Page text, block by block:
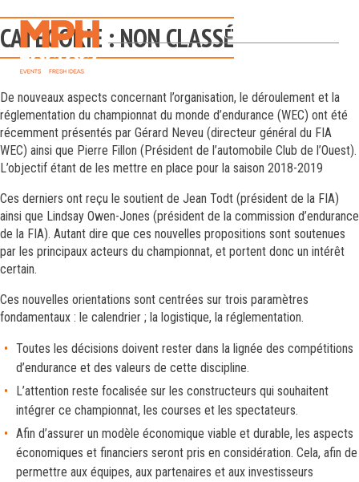
to
content
CONTACT
Menu
a
c
e
b
o
k
n
s
a
r
a
m
CATÉGORIE :NON CLASSÉ
De nouveaux aspects concernant l’organisation, le déroulement et la
réglementation du championnat du monde d’endurance (WEC) ont été
récemment présentés par Gérard Neveu (directeur général du FIA
WEC) ainsi que Pierre Fillon (Président de l’automobile Club de l’Ouest).
L’objectif étant de les mettre en place pour la saison 2018-2019
Ces derniers ont reçu le soutient de Jean Todt (président de la FIA)
ainsi que Lindsay Owen-Jones (président de la commission d’endurance
de la FIA). Autant dire que ces nouvelles propositions sont soutenues
par les principaux acteurs du championnat, et portent donc un intérêt
certain.
Ces nouvelles orientations sont centrées sur trois paramètres
fondamentaux : le calendrier ; la logistique, la réglementation.
Toutes les décisions doivent rester dans la lignée des compétitions
d’endurance et des valeurs de cette discipline.
L’attention reste focalisée sur les constructeurs qui souhaitent
intégrer ce championnat, les courses et les spectateurs.
Afin d’assurer un modèle économique viable et durable, les aspects
économiques et financiers seront pris en considération. Cela, afin de
permettre aux équipes, aux partenaires et aux investisseurs